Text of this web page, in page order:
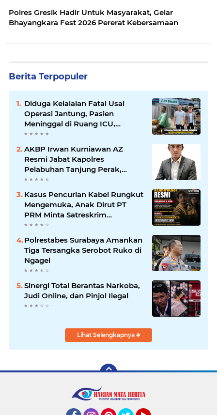
Polres Gresik Hadir Untuk Masyarakat, Gelar
Bhayangkara Fest 2026 Pererat Kebersamaan
Berita Terpopuler
Diduga Kelalaian Fatal Usai
Operasi Jantung, Pasien
Meninggal di Ruang ICU,
Keluarga Tuntut RSUD dr.
Soewandhie Bertanggung
Jawab
AKBP Irwan Kurniawan AZ
Resmi Jabat Kapolres
Pelabuhan Tanjung Perak,
Pimpinan Redaksi
HarianMataBerita.com
Sampaikan Ucapan Selamat
Kasus Pencurian Kabel Rungkut
Mengemuka, Anak Dirut PT
PRM Minta Satreskrim
Polrestabes Surabaya Usut
Hingga Tuntas
Polrestabes Surabaya Amankan
Tiga Tersangka Serobot Ruko di
Ngagel
Sinergi Total Berantas Narkoba,
Judi Online, dan Pinjol Ilegal
Lihat Selengkapnya